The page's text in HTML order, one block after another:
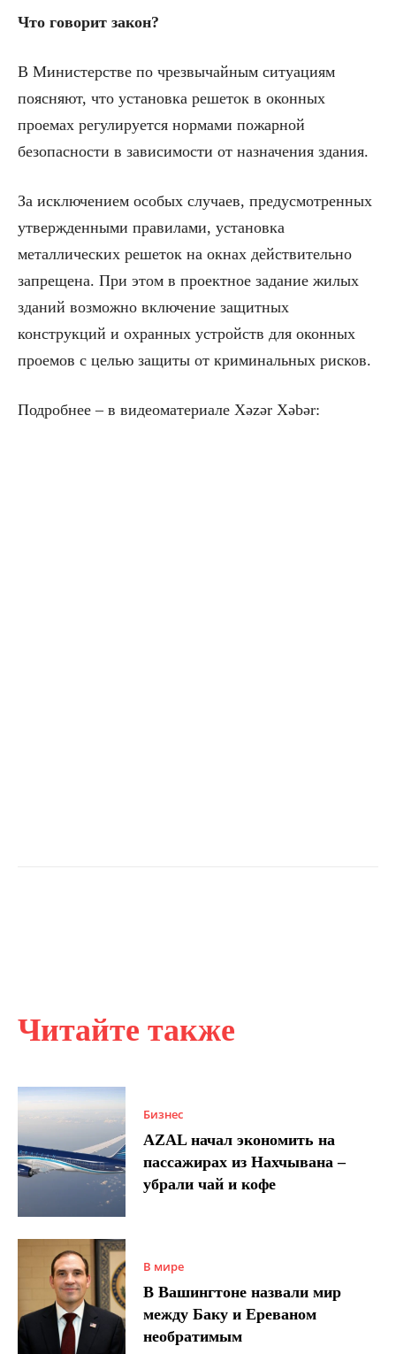
Читайте также
Бизнес
AZAL начал экономить на
пассажирах из Нахчывана –
убрали чай и кофе
В мире
В Вашингтоне назвали мир
между Баку и Ереваном
необратимым
Что говорит закон?
В Министерстве по чрезвычайным ситуациям
поясняют, что установка решеток в оконных
проемах регулируется нормами пожарной
безопасности в зависимости от назначения здания.
За исключением особых случаев, предусмотренных
утвержденными правилами, установка
металлических решеток на окнах действительно
запрещена. При этом в проектное задание жилых
зданий возможно включение защитных
конструкций и охранных устройств для оконных
проемов с целью защиты от криминальных рисков.
Подробнее – в видеоматериале Xəzər Xəbər: